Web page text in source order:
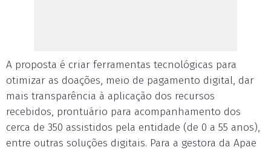
A proposta é criar ferramentas tecnológicas para
otimizar as doações, meio de pagamento digital, dar
mais transparência à aplicação dos recursos
recebidos, prontuário para acompanhamento dos
cerca de 350 assistidos pela entidade (de 0 a 55 anos),
entre outras soluções digitais. Para a gestora da Apae